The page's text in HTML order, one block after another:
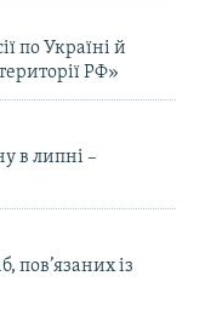
по Україні й
РФ»
в липні –
пов’язаних із